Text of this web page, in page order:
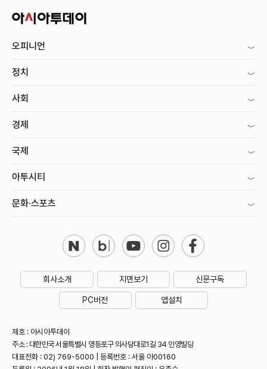
오피니언
정치
사회
경제
국제
아투시티
문화·스포츠
회사소개 지면보기 신문구독
PC버전 앱설치
제호 : 아시아투데이
주소 : 대한민국 서울특별시 영등포구 의사당대로1길 34 인영빌딩
대표전화 : 02) 769-5000 | 등록번호 : 서울 아00160